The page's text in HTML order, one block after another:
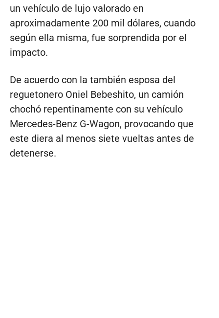
un vehículo de lujo valorado en
aproximadamente 200 mil dólares, cuando
según ella misma, fue sorprendida por el
impacto.
De acuerdo con la también esposa del
reguetonero Oniel Bebeshito, un camión
chochó repentinamente con su vehículo
Mercedes-Benz G-Wagon, provocando que
este diera al menos siete vueltas antes de
detenerse.